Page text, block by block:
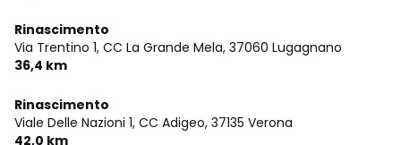
Rinascimento
Via Trentino 1, CC La Grande Mela, 37060 Lugagnano
36,4 km
Rinascimento
Viale Delle Nazioni 1, CC Adigeo, 37135 Verona
42,0 km